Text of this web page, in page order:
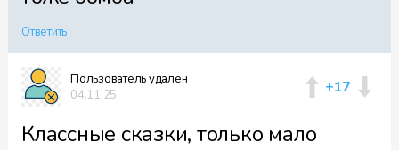
Ответить
Пользователь удален
04.11.25
+17
Классные сказки, только мало